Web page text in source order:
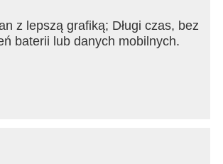
z lepszą grafiką; Długi czas, bez
baterii lub danych mobilnych.